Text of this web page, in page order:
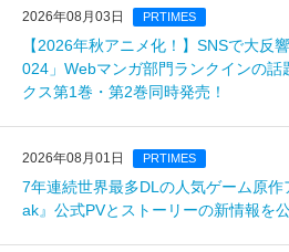
2026年08月03日 PRTIMES
【2026年秋アニメ化！】SNSで大反
024」Webマンガ部門ランクインの話
クス第1巻・第2巻同時発売！
2026年08月01日 PRTIMES
7年連続世界最多DLの人気ゲーム原
ak』公式PVとストーリーの新情報を